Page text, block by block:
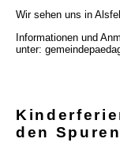
Wir sehen uns in
Informationen und
unter:
den